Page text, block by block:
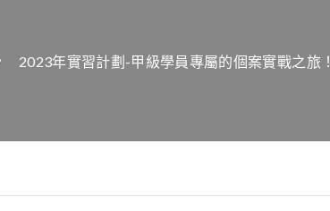
2023年實習計劃-甲級學員專屬的個案實戰之旅！